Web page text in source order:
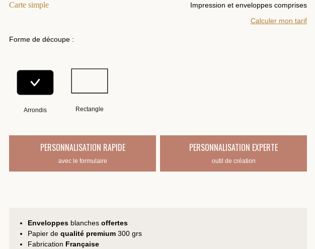
Carte simple
Impression et enveloppes comprises
Calculer mon tarif
Forme de découpe :
Arrondis Rectangle
PERSONNALISATION RAPIDE
avec le formulaire
PERSONNALISATION EXPERTE
outil de création
Enveloppes blanches offertes
Papier de qualité premium 300 grs
Fabrication Française